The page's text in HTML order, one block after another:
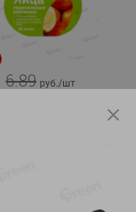
6.89 руб./шт